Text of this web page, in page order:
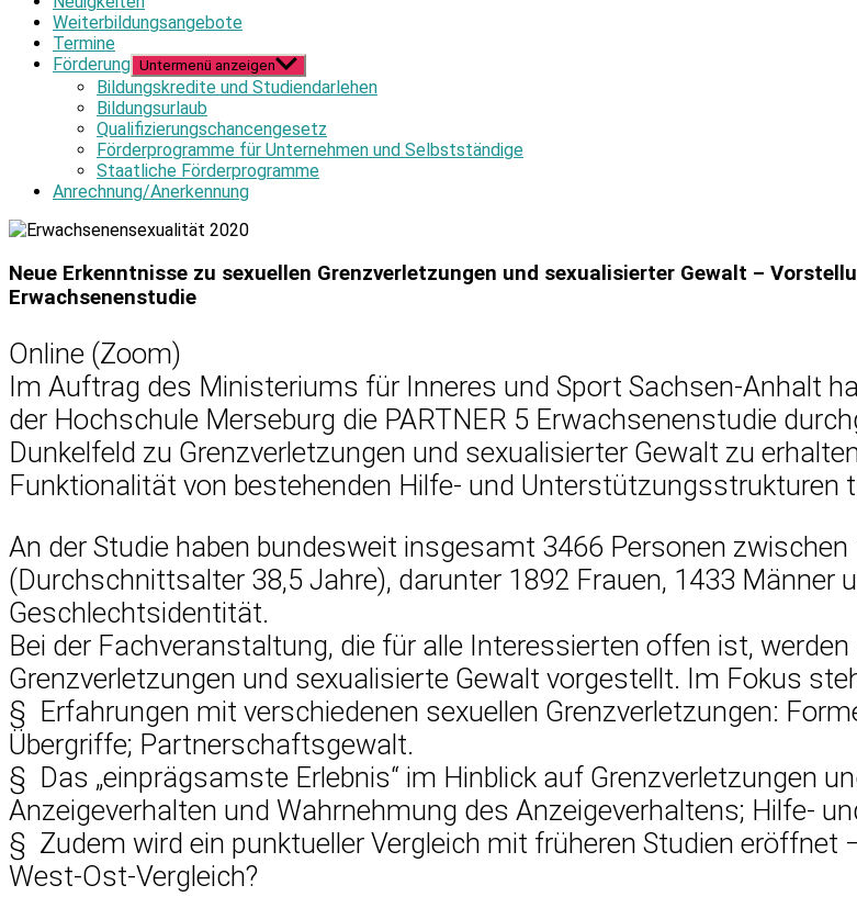
Weiterbildungsangebote
Termine
Förderung Untermenü anzeigen
Bildungskredite und Studiendarlehen
Bildungsurlaub
Qualifizierungschancengesetz
Förderprogramme für Unternehmen und Selbstständige
Staatliche Förderprogramme
Anrechnung/Anerkennung
Neue Erkenntnisse zu sexuellen Grenzverletzungen und sexualisierter Gewalt –
Erwachsenenstudie
Online (Zoom)
Im Auftrag des Ministeriums für Inneres und Sport Sachsen-Anhalt
der Hochschule Merseburg die PARTNER 5 Erwachsenenstudie
Dunkelfeld zu Grenzverletzungen und sexualisierter Gewalt zu
Funktionalität von bestehen­den Hilfe- und Unterstützungs­strukturen
An der Studie haben bundesweit insgesamt 3466 Personen
(Durchschnittsalter 38,5 Jahre), darunter 1892 Frauen, 1433 Männer
Geschlechtsidentität.
Bei der Fachveranstaltung, die für alle Interessierten offen ist,
Grenzverletzungen und sexualisierte Gewalt vorgestellt. Im Fokus
§ Erfahrungen mit verschiedenen sexuellen Grenzverletzungen:
Übergriffe; Partnerschaftsgewalt.
§ Das „einprägsamste Erlebnis“ im Hinblick auf Grenzverletzungen
Anzeigeverhalten und Wahrnehmung des Anzeige­verhaltens; Hilfe-
§ Zudem wird ein punktueller Vergleich mit früheren Studien eröffnet
West-Ost-Vergleich?